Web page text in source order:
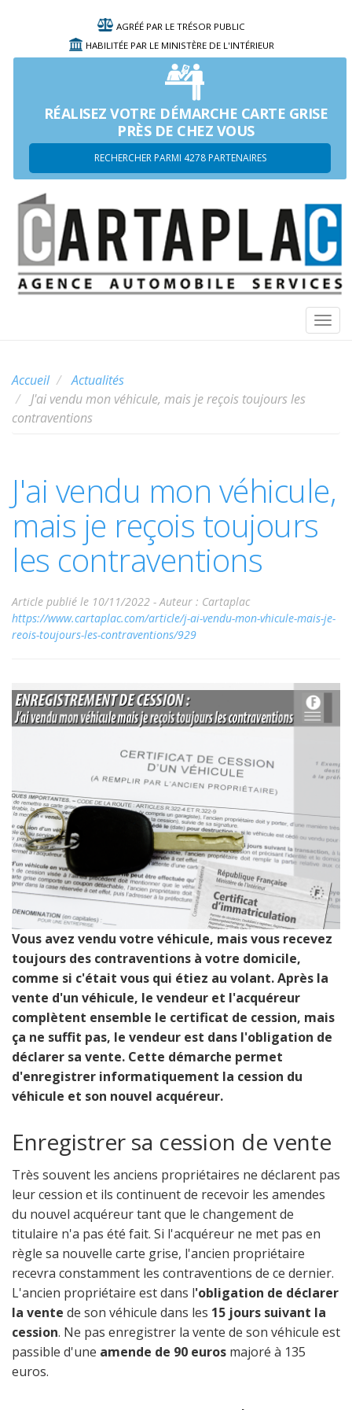
AGRÉÉ PAR LE TRÉSOR PUBLIC
HABILITÉE PAR LE MINISTÈRE DE L'INTÉRIEUR
RÉALISEZ VOTRE DÉMARCHE CARTE GRISE
PRÈS DE CHEZ VOUS
RECHERCHER PARMI 4278 PARTENAIRES
Accueil
Actualités
J'ai vendu mon véhicule, mais je reçois toujours les
contraventions
J'ai vendu mon véhicule,
mais je reçois toujours
les contraventions
Article publié le 10/11/2022 -Auteur : Cartaplac
https://www.cartaplac.com/article/j-ai-vendu-mon-vhicule-mais-je-
reois-toujours-les-contraventions/929
Vous avez vendu votre véhicule, mais vous recevez
toujours des contraventions à votre domicile,
comme si c'était vous qui étiez au volant. Après la
vente d'un véhicule, le vendeur et l'acquéreur
complètent ensemble le certificat de cession, mais
ça ne suffit pas, le vendeur est dans l'obligation de
déclarer sa vente. Cette démarche permet
d'enregistrer informatiquement la cession du
véhicule et son nouvel acquéreur.
Enregistrer sa cession de vente
Très souvent les anciens propriétaires ne déclarent pas
leur cession et ils continuent de recevoir les amendes
du nouvel acquéreur tant que le changement de
titulaire n'a pas été fait. Si l'acquéreur ne met pas en
règle sa nouvelle carte grise, l'ancien propriétaire
recevra constamment les contraventions de ce dernier.
L'ancien propriétaire est dans l'obligation de déclarer
la vente de son véhicule dans les 15 jours suivant la
cession. Ne pas enregistrer la vente de son véhicule est
passible d'une amende de 90 euros majoré à 135
euros.